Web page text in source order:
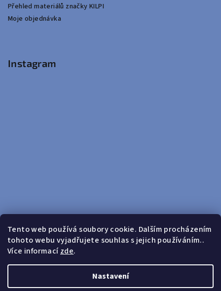
Tento web používá soubory cookie. Dalším procházením
tohoto webu vyjadřujete souhlas s jejich používáním..
Více informacízde.
Nastavení
Přehled materiálů značky KILPI
Moje objednávka
Instagram
Sledovat na Instagramu
Doprava zdarma od 599 Kč